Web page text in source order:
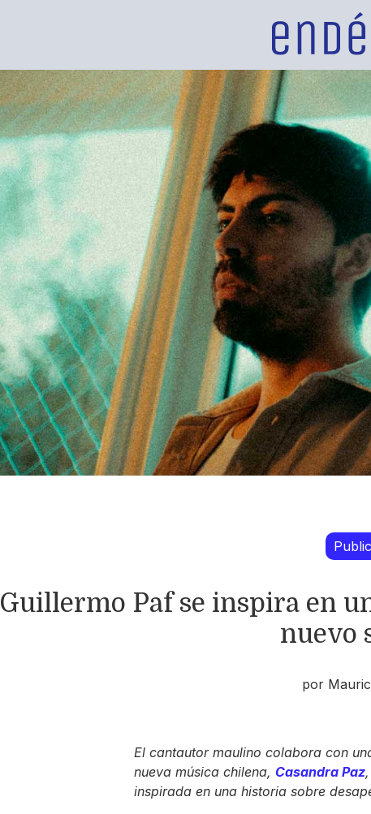
Guillermo Paf se inspira en
nuevo
por
El cantautor maulino colabora con
nueva música chilena, Casandra Paz
inspirada en una historia sobre